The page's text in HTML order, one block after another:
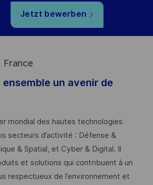
Jetzt bewerben
France
un avenir de
mondial des hautes technologies
secteurs d’activité : Défense &
& Spatial, et Cyber & Digital. Il
et solutions qui contribuent à un
respectueux de l’environnement et